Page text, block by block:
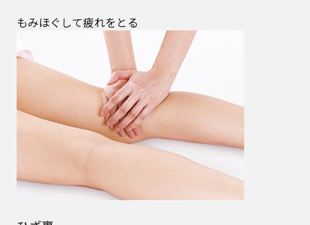
もみほぐして疲れをとる